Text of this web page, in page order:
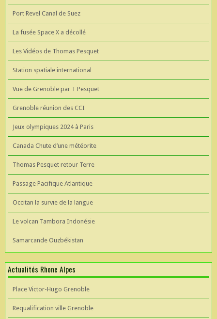
Port Revel Canal de Suez
La fusée Space X a décollé
Les Vidéos de Thomas Pesquet
Station spatiale international
Vue de Grenoble par T Pesquet
Grenoble réunion des CCI
Jeux olympiques 2024 à Paris
Canada Chute d’une météorite
Thomas Pesquet retour Terre
Passage Pacifique Atlantique
Occitan la survie de la langue
Le volcan Tambora Indonésie
Samarcande Ouzbékistan
Actualités Rhone Alpes
Place Victor-Hugo Grenoble
Requalification ville Grenoble